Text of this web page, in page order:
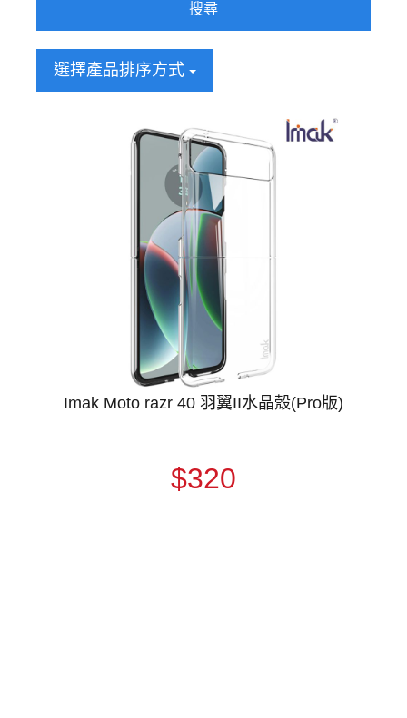
搜尋
選擇產品排序方式
Imak Moto razr 40 羽翼II水晶殼(Pro版)
$320